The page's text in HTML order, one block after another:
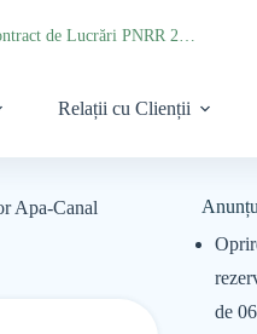
Relații cu Clienții
Apa-Canal
de